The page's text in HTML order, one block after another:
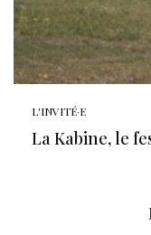
L'INVITÉ·E
La Kabine, le